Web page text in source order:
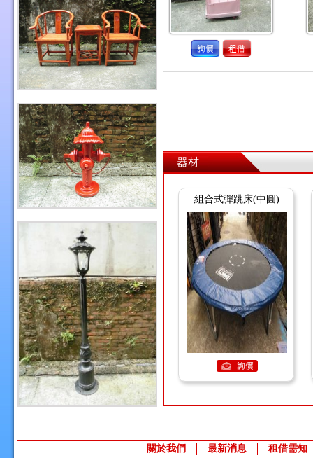
器材
組合式彈跳床(中圓)
關於我們 最新消息 租借需知